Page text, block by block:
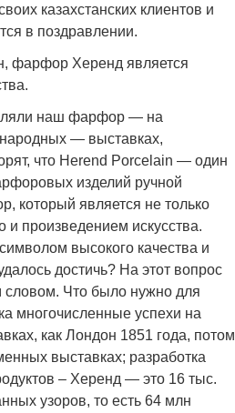
казахстанских клиентов и
в поздравлении.
фарфор Херенд является
наш фарфор — на
— выставках,
что Herend Porcelain — один
изделий ручной
который является не только
и произведением искусства.
высокого качества и
достичь? На этот вопрос
словом. Что было нужно для
многочисленные успехи на
как Лондон 1851 года, потом
выставках; разработка
– Херенд — это 16 тыс.
узоров, то есть 64 млн